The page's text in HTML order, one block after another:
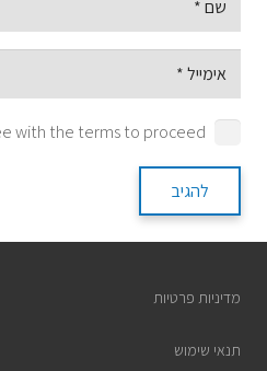
with the terms to proceed
להגיב
מדיניות פרטיות
תנאי שימוש